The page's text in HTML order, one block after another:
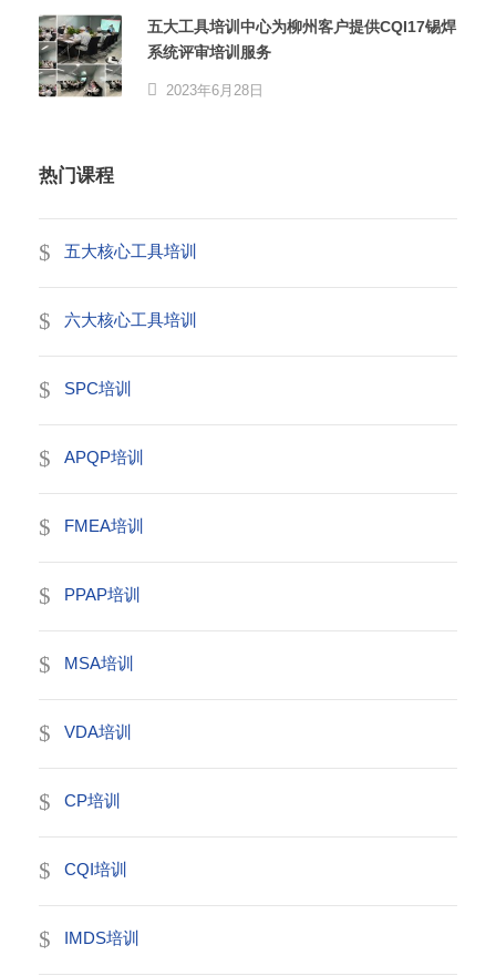
五大工具培训中心为柳州客户提供CQI17锡焊
系统评审培训服务
2023年6月28日
热门课程
五大核心工具培训
六大核心工具培训
SPC培训
APQP培训
FMEA培训
PPAP培训
MSA培训
VDA培训
CP培训
CQI培训
IMDS培训